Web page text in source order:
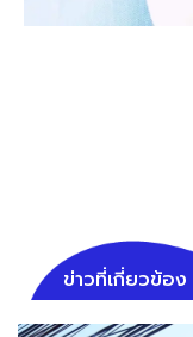
ข่าวที่เกี่ยวข้อง